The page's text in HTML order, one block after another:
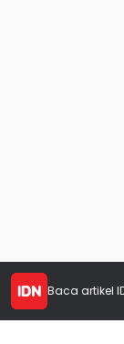
Baca artikel